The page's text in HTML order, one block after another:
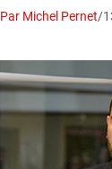
Par Michel Pernet/